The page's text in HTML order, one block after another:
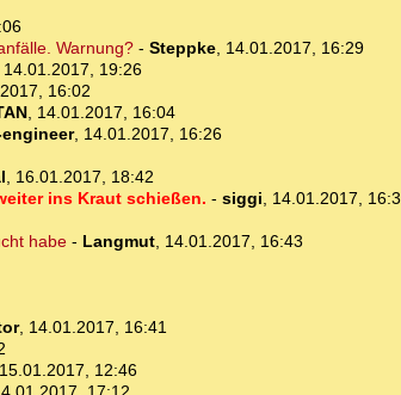
Warnung?- Steppke, 14.01.2017, 16:29
14.01.2017, 19:26
16:02
, 14.01.2017, 16:04
, 14.01.2017, 16:26
, 16.01.2017, 18:42
ins Kraut schießen. - siggi, 14.01.2017,
habe- Langmut, 14.01.2017, 16:43
, 14.01.2017, 16:41
15.01.2017, 12:46